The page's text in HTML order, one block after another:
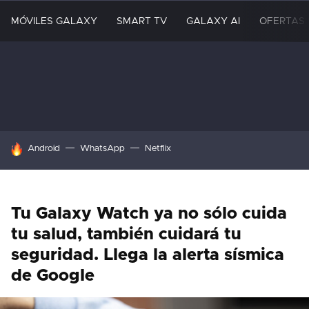
MÓVILES GALAXY SMART TV GALAXY AI OFERTAS
HOY SE HABLA DE
Android WhatsApp Netflix
Tu Galaxy Watch ya no sólo cuida
tu salud, también cuidará tu
seguridad. Llega la alerta sísmica
de Google